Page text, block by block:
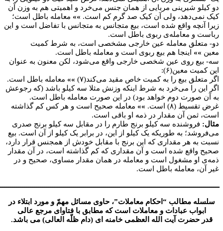
مربایی از همان جنس می‌خرد و اهمیتی هم به وزن آن
ولی آن کیک صد گرم کم است.»» معامله باطل است؛
واقع شده است، بیع متجانس به متجانس با تفاضل است و این
معامله‌ی ربوی باطل است.
معامله عین خارجی مشخصی است، به شرط کمیت
اینجا هم بیع ربوی است و معامله باطل است.
عین شخصی خارجی واقع می‌شود، لکن معنون به عنوان
بیع را به کمیت خاص مقید می‌کند(۷)
»»معامله باطل است.
می‌خرد به شرط اینکه وزنش مثلا سه کیلو باشد (که رجوعش
دوم خواهد بود) در این صورت معامله باطل است.
است.
»» معامله صحیح است و هر کس کم گذاشته
آن مقدار در ذمه او باقی است.
سه کیلو برنج طارم را در مقابل سه کیلو برنج صدری
به طوری­­که یک کیلو از این، در برابر یک کیلو از آن است. بیع
مقداری که این برنج با مقابل خودش از همجنس قرار دارد،
شده است و آن مقداری که کم گذاشته است، در آن مقدار
مشغول است و معامله در همان مقدار مساوی، صحیح و در
باطل است.
“احکام معاملات”، حاوی مسائل مهمّ و مورد ابتلاء در
عبادات و معاملات است که مطابق با فتاوای مرجع عالی
آیت الله العظمی خامنه ای (دام ظلّه العالی) می باشد.